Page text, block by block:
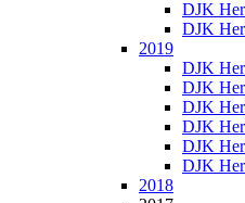
DJK
DJK
2019
DJK
DJK
DJK
DJK
DJK
DJK
2018